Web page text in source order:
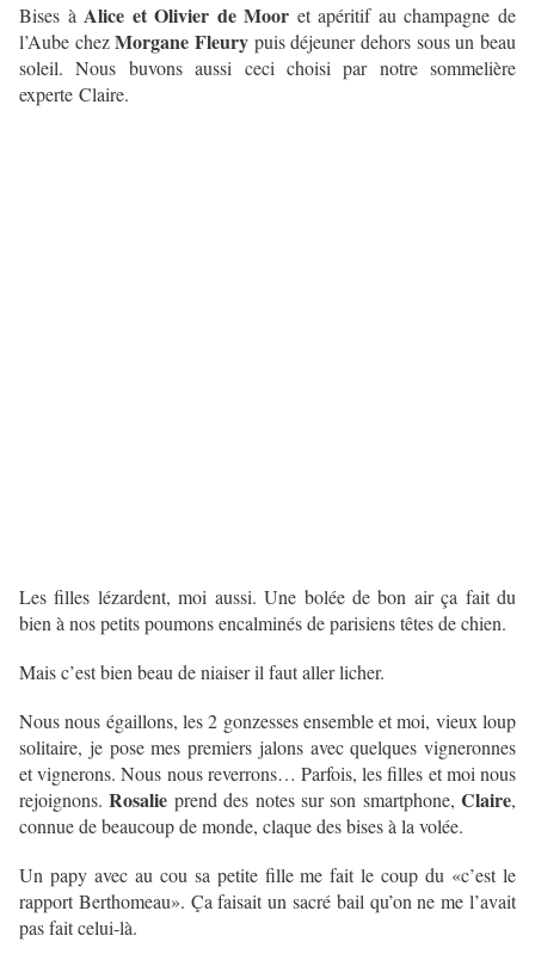
Bises à Alice et Olivier de Moor et apéritif au champagne de
l’Aube chezMorgane Fleury puis déjeuner dehors sous un beau
soleil. Nous buvons aussi ceci choisi par notre sommelière
experte Claire.
Les filles lézardent, moi aussi. Une bolée de bon air ça fait du
bien à nos petits poumons encalminés de parisiens têtes de chien.
Mais c’est bien beau de niaiser il faut aller licher.
Nous nous égaillons, les 2 gonzesses ensemble et moi, vieux loup
solitaire, je pose mes premiers jalons avec quelques vigneronnes
et vignerons. Nous nous reverrons… Parfois, les filles et moi nous
rejoignons.Rosalie prend des notes sur son smartphone, Claire,
connue de beaucoup de monde, claque des bises à la volée.
Un papy avec au cou sa petite fille me fait le coup du «c’est le
rapport Berthomeau». Ça faisait un sacré bail qu’on ne me l’avait
pas fait celui-là.